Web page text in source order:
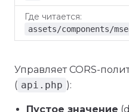
assets/components/
Управляет CORS-
( api.php ):
Пустое значение